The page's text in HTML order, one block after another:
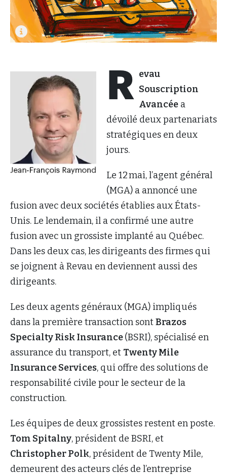
R evau
Souscription
Avancée a
dévoilé deux partenariats
stratégiques en deux
jours.
Le 12 mai, l’agent général
(MGA) a annoncé une
fusion avec deux sociétés établies aux États-
Unis. Le lendemain, il a confirmé une autre
fusion avec un grossiste implanté au Québec.
Dans les deux cas, les dirigeants des firmes qui
se joignent à Revau en deviennent aussi des
dirigeants.
Les deux agents généraux (MGA) impliqués
dans la première transaction sontBrazos
Specialty Risk Insurance(BSRI), spécialisé en
assurance du transport, et Twenty Mile
Insurance Services, qui offre des solutions de
responsabilité civile pour le secteur de la
construction.
Les équipes de deux grossistes restent en poste.
Tom Spitalny, président de BSRI, et
Christopher Polk, président de Twenty Mile,
demeurent des acteurs clés de l’entreprise